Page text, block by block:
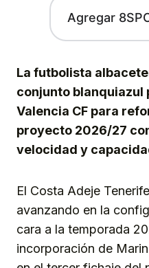
Agregar
La futbolista
conjunto blanquiazul
Valencia CF para
proyecto 2026/27
velocidad y
El Costa Adeje
avanzando en la
cara a la temporada
incorporación de